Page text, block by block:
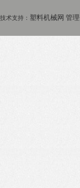
技术支持： 塑料机械网 管